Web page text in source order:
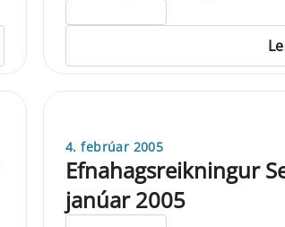
4. febrúar 2005
Efnahagsreikningur
janúar 2005